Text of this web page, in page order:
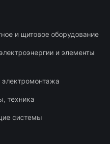
и щитовое оборудование
и элементы
техника
системы